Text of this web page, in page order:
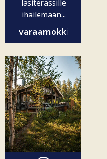
lasiterassille
ihailemaan...
varaamokki